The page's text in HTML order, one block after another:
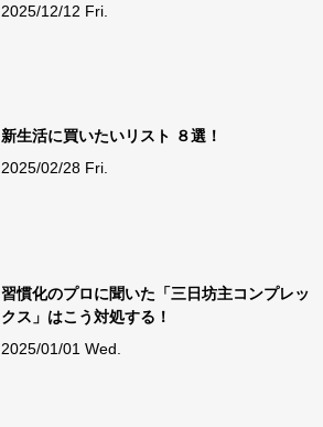
2025/12/12 Fri.
新生活に買いたいリスト ８選！
2025/02/28 Fri.
習慣化のプロに聞いた「三日坊主コンプレッ
クス」はこう対処する！
2025/01/01 Wed.